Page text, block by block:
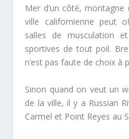
Mer d’un côté, montagne
ville californienne peut
salles de musculation
sportives de tout poil.
n’est pas faute de choix à
Sinon quand on veut un
de la ville, il y a Russian
Carmel et Point Reyes au